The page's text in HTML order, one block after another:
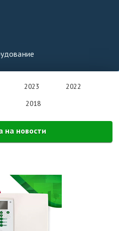
2023
2022
2018
на новости